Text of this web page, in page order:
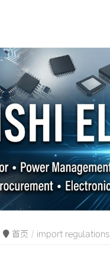
首页 import regulations